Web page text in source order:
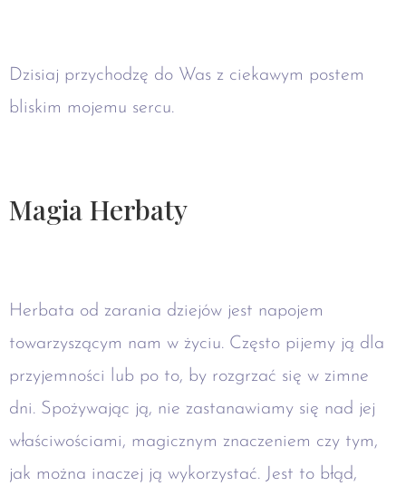
Dzisiaj przychodzę do Was z ciekawym postem
bliskim mojemu sercu.
Magia Herbaty
Herbata od zarania dziejów jest napojem
towarzyszącym nam w życiu. Często pijemy ją dla
przyjemności lub po to, by rozgrzać się w zimne
dni. Spożywając ją, nie zastanawiamy się nad jej
właściwościami, magicznym znaczeniem czy tym,
jak można inaczej ją wykorzystać. Jest to błąd,